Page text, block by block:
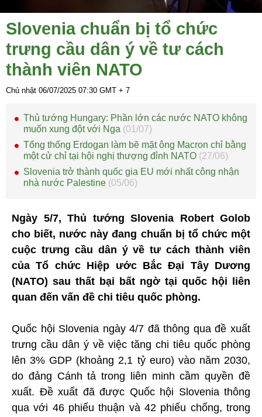
Slovenia chuẩn bị tổ chức
trưng cầu dân ý về tư cách
thành viên NATO
Chủ nhật 06/07/2025 07:30 GMT + 7
Thủ tướng Hungary: Phần lớn các nước NATO không
muốn xung đột với Nga (01/07)
Tổng thống Erdogan làm bẽ mặt ông Macron chỉ bằng
một cử chỉ tại hội nghị thượng đỉnh NATO (27/06)
Slovenia trở thành quốc gia EU mới nhất công nhận
nhà nước Palestine (05/06)
Ngày 5/7, Thủ tướng Slovenia Robert Golob
cho biết, nước này đang chuẩn bị tổ chức một
cuộc trưng cầu dân ý về tư cách thành viên
của Tổ chức Hiệp ước Bắc Đại Tây Dương
(NATO) sau thất bại bất ngờ tại quốc hội liên
quan đến vấn đề chi tiêu quốc phòng.
Quốc hội Slovenia ngày 4/7 đã thông qua đề xuất
trưng cầu dân ý về việc tăng chi tiêu quốc phòng
lên 3% GDP (khoảng 2,1 tỷ euro) vào năm 2030,
do đảng Cánh tả trong liên minh cầm quyền đề
xuất. Đề xuất đã được Quốc hội Slovenia thông
qua với 46 phiếu thuận và 42 phiếu chống, trong